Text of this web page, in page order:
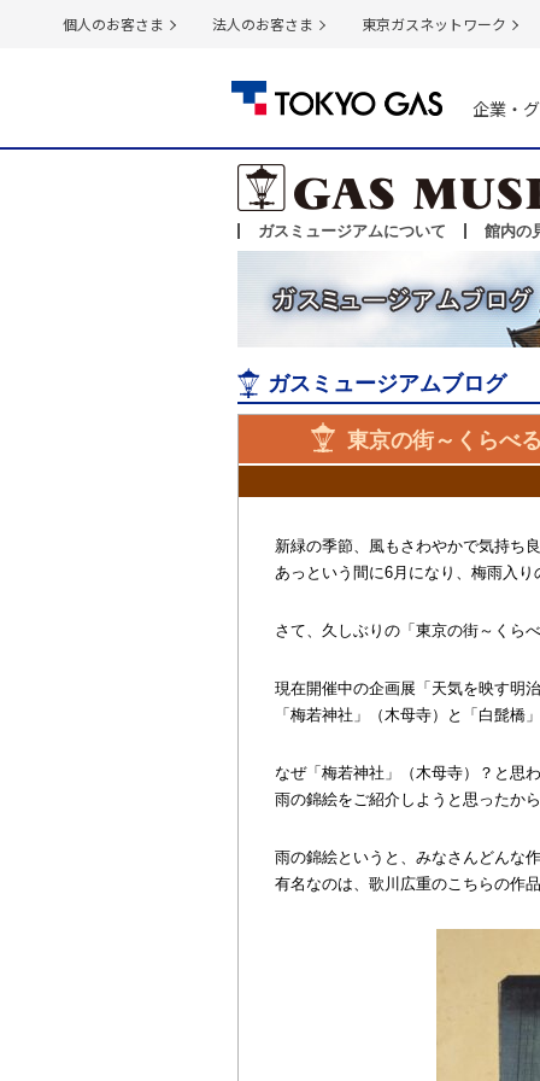
個人のお客さま 法人のお客さま 東京ガスネットワーク
企業・
ガスミュージアムについて 館内の
ガスミュージアムブログ
東京の街～くらべ
新緑の季節、風もさわやかで気持ち
あっという間に6月になり、梅雨入
さて、久しぶりの「東京の街～くら
現在開催中の企画展「天気を映す明
「梅若神社」（木母寺）と「白髭橋
なぜ「梅若神社」（木母寺）？と思
雨の錦絵をご紹介しようと思ったか
雨の錦絵というと、みなさんどんな
有名なのは、歌川広重のこちらの作